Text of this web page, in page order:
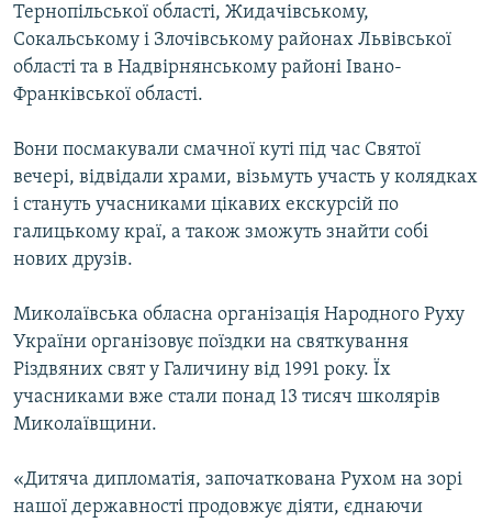
Усі сайти RFE/RL
Тернопільської області, Жидачівському,
Сокальському і Злочівському районах Львівської
області та в Надвірнянському районі Івано-
Франківської області.
Вони посмакували смачної куті під час Святої
вечері, відвідали храми, візьмуть участь у колядках
і стануть учасниками цікавих екскурсій по
галицькому краї, а також зможуть знайти собі
нових друзів.
Миколаївська обласна організація Народного Руху
України організовує поїздки на святкування
Різдвяних свят у Галичину від 1991 року. Їх
учасниками вже стали понад 13 тисяч школярів
Миколаївщини.
«Дитяча дипломатія, започаткована Рухом на зорі
нашої державності продовжує діяти, єднаючи